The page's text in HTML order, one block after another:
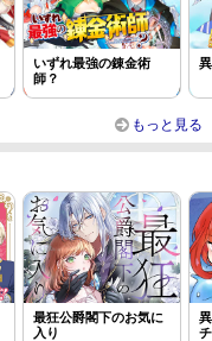
いずれ最強の錬金術
師？
もっと見る
最狂公爵閣下のお気に
入り